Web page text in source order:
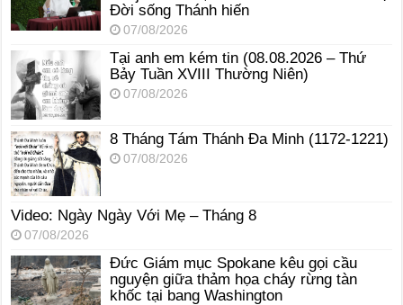
Đời sống Thánh hiến
07/08/2026
Tại anh em kém tin (08.08.2026 – Thứ
Bảy Tuần XVIII Thường Niên)
07/08/2026
8 Tháng Tám Thánh Ða Minh (1172-1221)
07/08/2026
Video: Ngày Ngày Với Mẹ – Tháng 8
07/08/2026
Đức Giám mục Spokane kêu gọi cầu
nguyện giữa thảm họa cháy rừng tàn
khốc tại bang Washington